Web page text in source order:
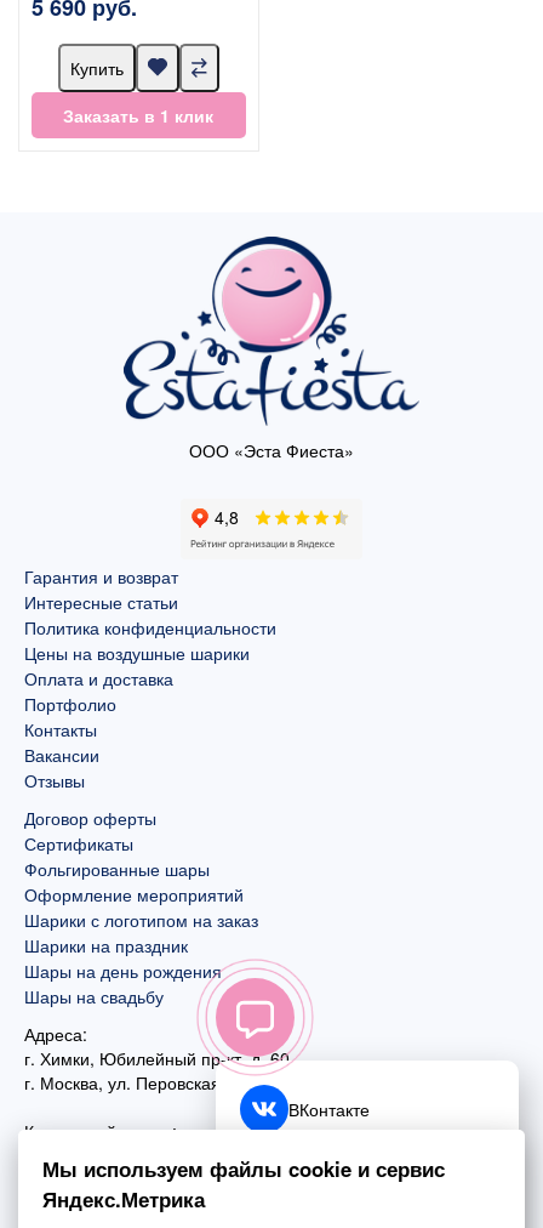
5 690 руб.
Купить
Заказать в 1 клик
ООО «Эста Фиеста»
Гарантия и возврат
Интересные статьи
Политика конфиденциальности
Цены на воздушные шарики
Оплата и доставка
Портфолио
Контакты
Вакансии
Отзывы
Договор оферты
Сертификаты
Фольгированные шары
Оформление мероприятий
Шарики с логотипом на заказ
Шарики на праздник
Шары на день рождения
Шары на свадьбу
Адреса:
г. Химки, Юбилейный пр-кт, д. 60
г. Москва, ул. Перовская, д. 59
Контактный номер:
+7 (495) 970-44-75
ВКонтакте
Telegram
Мы используем файлы cookie и сервис
Яндекс.Метрика